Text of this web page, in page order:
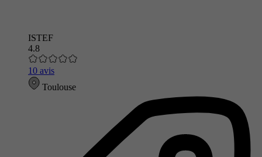
ISTEF
4.8
10 avis
Toulouse